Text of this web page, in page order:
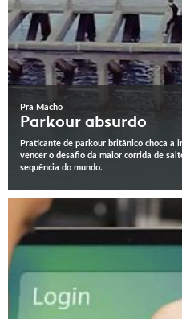
Pra Macho
Parkour absurdo
Praticante de parkour britânico choca a
vencer o desafio da maior corrida de
sequência do mundo.